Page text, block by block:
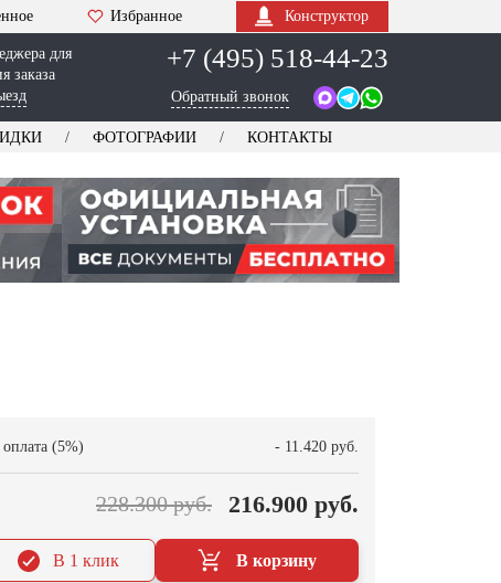
Избранное Конструктор
для
заказа
+7 (495) 518-44-23
Обратный звонок
ФОТОГРАФИИ КОНТАКТЫ
(5%) - 11.420 руб.
228.300 руб. 216.900 руб.
В корзину
В 1 клик